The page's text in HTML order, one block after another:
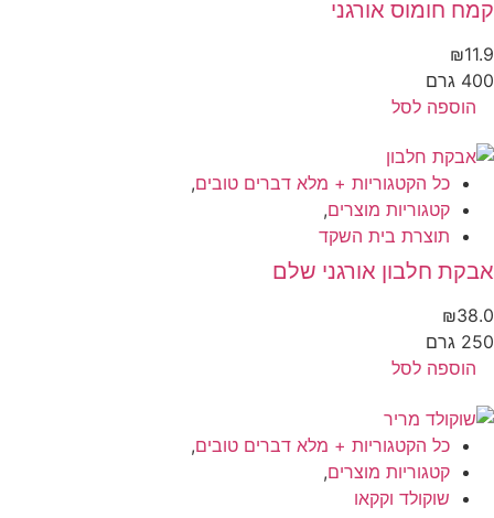
חומוס אורגני
₪
גרם
הוספה לסל
כל הקטגוריות + מלא דברים טובים,
קטגוריות מוצרים,
תוצרת בית השקד
חלבון אורגני שלם
₪
גרם
הוספה לסל
כל הקטגוריות + מלא דברים טובים,
קטגוריות מוצרים,
שוקולד וקקאו